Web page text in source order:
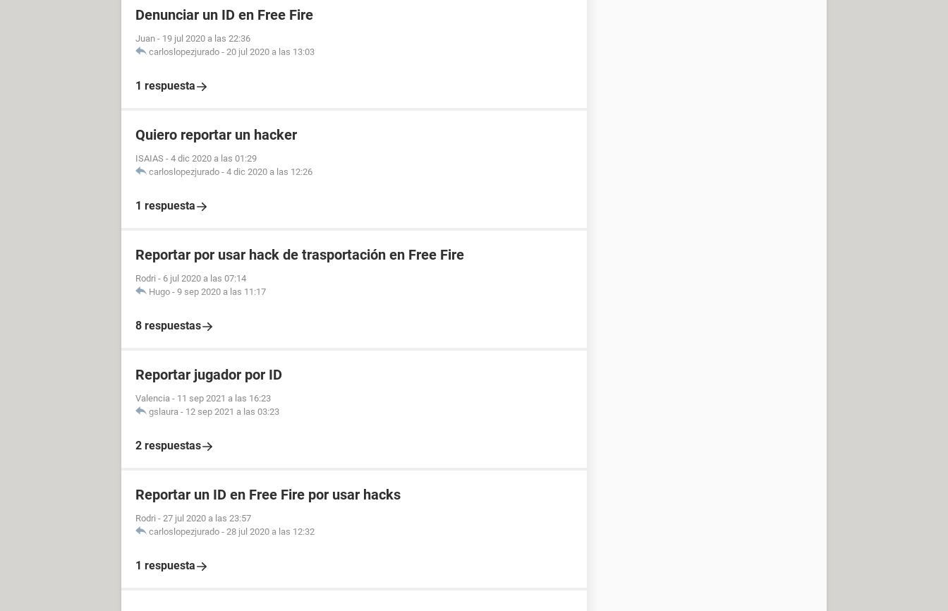
Denunciar un ID en Free Fire
Juan - 19 jul 2020 a las 22:36
carloslopezjurado - 20 jul 2020 a las 13:03
1 respuesta
Quiero reportar un hacker
ISAIAS - 4 dic 2020 a las 01:29
carloslopezjurado - 4 dic 2020 a las 12:26
1 respuesta
Reportar por usar hack de trasportación en Free Fire
Rodri - 6 jul 2020 a las 07:14
Hugo - 9 sep 2020 a las 11:17
8 respuestas
Reportar jugador por ID
Valencia - 11 sep 2021 a las 16:23
gslaura - 12 sep 2021 a las 03:23
2 respuestas
Reportar un ID en Free Fire por usar hacks
Rodri - 27 jul 2020 a las 23:57
carloslopezjurado - 28 jul 2020 a las 12:32
1 respuesta